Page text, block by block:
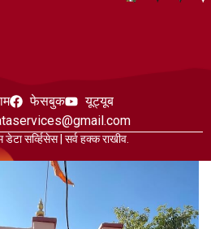
फेसबुक
यूट्यूब
सर्व्हिसेस | सर्व हक्क राखीव.